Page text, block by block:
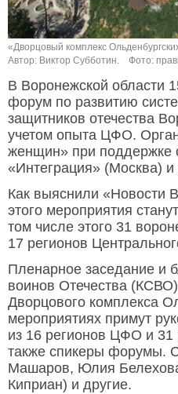
«Дворцовый комплекс
Автор: Виктор Субботин.
Фото:
В Воронежской области
форум по развитию
защитников отечества
учетом опыта ЦФО.
женщин» при поддержке
«Интеграция» (Москва)
Как выяснили «Новости
этого мероприятия
том числе этого 31
17 регионов
Пленарное заседание и
воинов Отечества
Дворцового комплекса
мероприятиях примут
из 16 регионов ЦФО и
также спикеры форумы.
Машаров, Юлия
Киприан) и другие.